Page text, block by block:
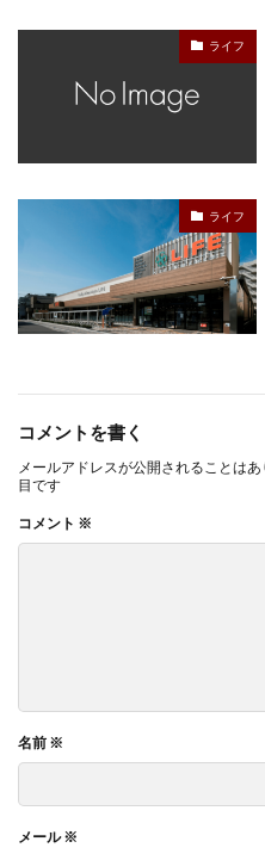
ライフ
ライフ
コメントを書く
メールアドレスが公開されることはあ
目です
コメント ※
名前 ※
メール※